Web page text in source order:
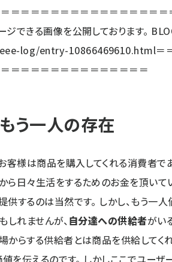
＝＝＝＝＝＝＝＝＝＝＝＝＝＝＝
できる画像を公開しております。
log/entry-10866469610.html＝
＝＝＝＝＝＝＝＝＝＝＝＝＝＝
う一人の存在
客様は商品を購入してくれる消費者で
ら日々生活をするためのお金を頂いて
供するのは当然です。 しかし、もう一
しれませんが、自分達への供給者がい
からする供給者とは商品を供給してく
値を伝えるのです。 しかしここでユー